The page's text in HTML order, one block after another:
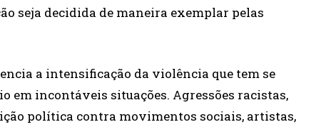
seja decidida de maneira exemplar pelas
a intensificação da violência que tem se
em incontáveis situações. Agressões racistas,
política contra movimentos sociais, artistas,